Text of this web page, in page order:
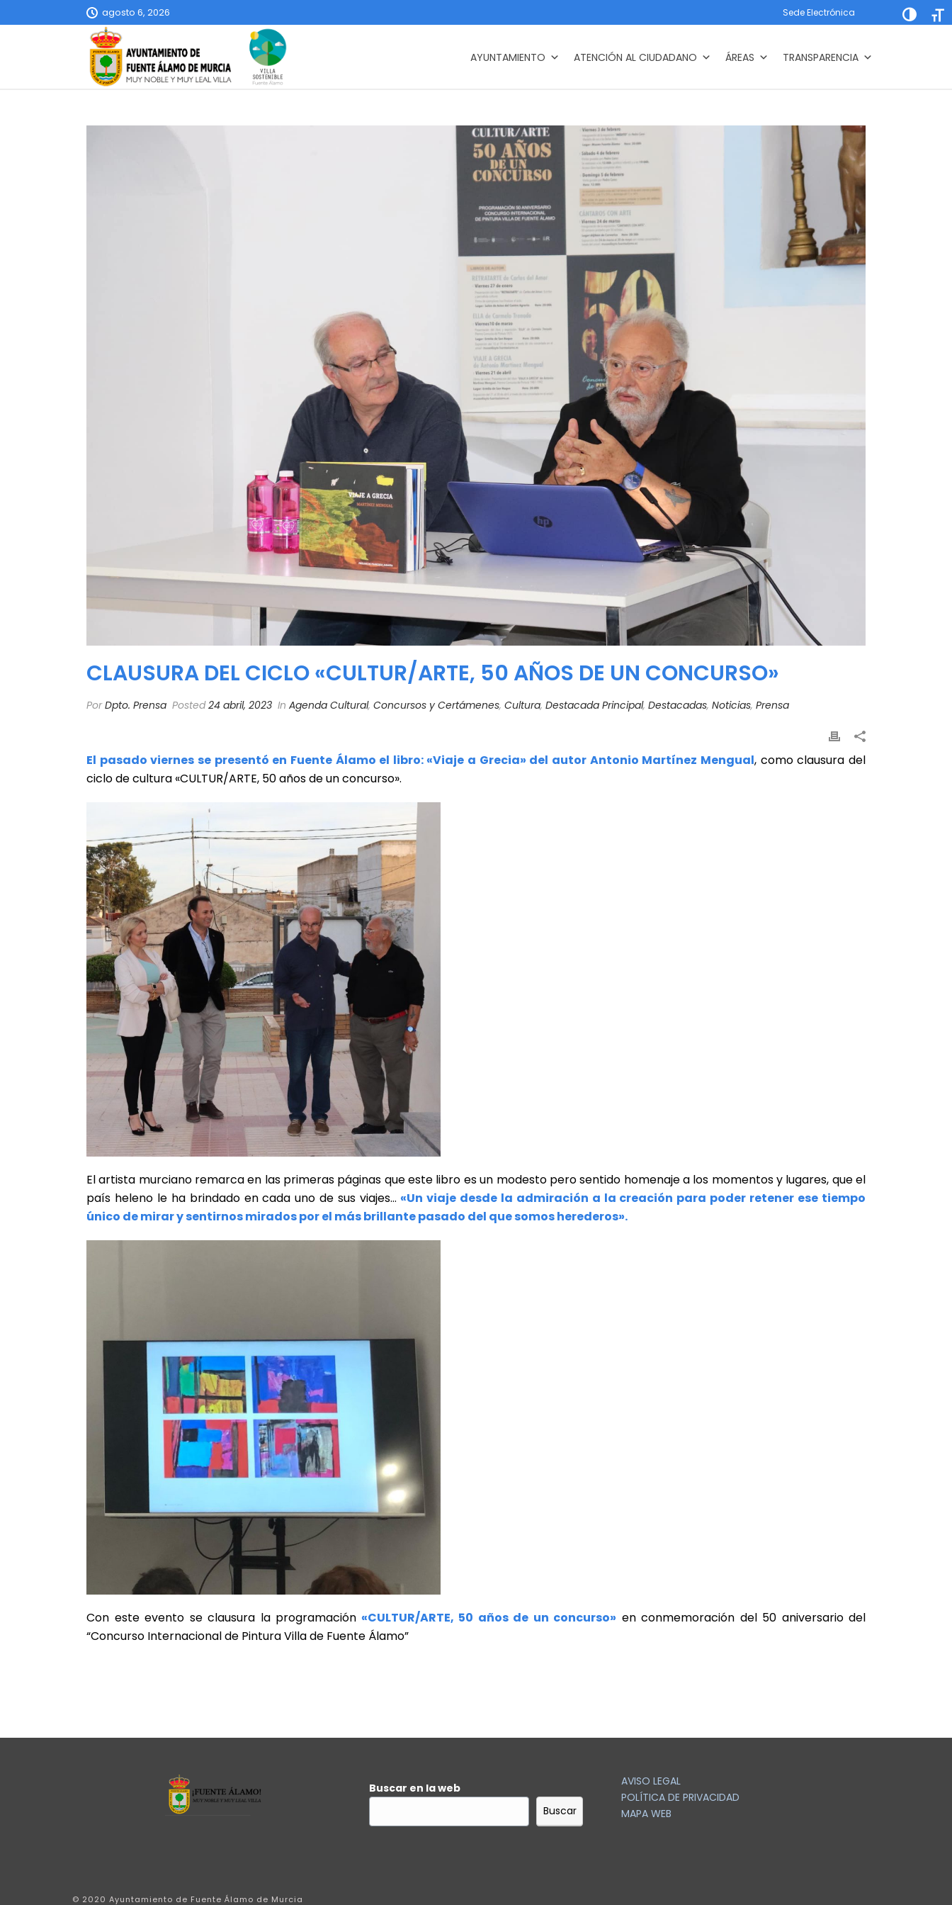
Alternar
agosto 6, 2026 Sede Electrónica
AYUNTAMIENTO ATENCIÓN AL CIUDADANO ÁREAS TRANSPARENCIA
CLAUSURA DEL CICLO «CULTUR/ARTE, 50 AÑOS DE UN CONCURSO»
PorDpto. Prensa Posted24 abril, 2023 In Agenda Cultural, Concursos y Certámenes, Cultura, Destacada Principal, Destacadas, Noticias, Prensa
El pasado viernes se presentó en Fuente Álamo el libro: «Viaje a Grecia» del autor Antonio Martínez Mengual, como clausura del
ciclo de cultura «CULTUR/ARTE, 50 años de un concurso».
El artista murciano remarca en las primeras páginas que este libro es un modesto pero sentido homenaje a los momentos y lugares, que el
país heleno le ha brindado en cada uno de sus viajes… «Un viaje desde la admiración a la creación para poder retener ese tiempo
único de mirar y sentirnos mirados por el más brillante pasado del que somos herederos».
Con este evento se clausura la programación «CULTUR/ARTE, 50 años de un concurso» en conmemoración del 50 aniversario del
“Concurso Internacional de Pintura Villa de Fuente Álamo”
Buscar en la web
Buscar
AVISO LEGAL
POLÍTICA DE PRIVACIDAD
MAPA WEB
© 2020 Ayuntamiento de Fuente Álamo de Murcia